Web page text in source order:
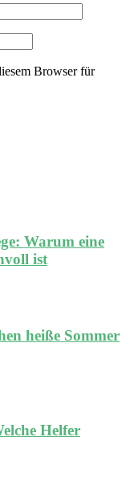
Browser für
Warum eine
ist
heiße Sommer
Helfer